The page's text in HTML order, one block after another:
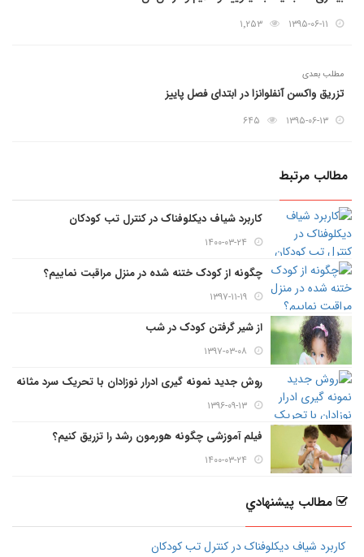
۱۳۹۵-۰۶-۱۱ ۱٬۲۵۳
مطلب بعدی
تزریق واکسن آنفلوانزا در ابتدای فصل پاییز
۱۳۹۵-۰۶-۱۳ ۶۴۵
مطالب مرتبط
کاربرد شیاف دیکلوفناک در کنترل تب کودکان
۱۴۰۰-۰۳-۲۴
چگونه از کودک ختنه شده در منزل مراقبت نماییم؟
۱۳۹۷-۱۱-۱۹
از شیر گرفتن کودک در شب
۱۳۹۷-۰۳-۰۸
روش جدید نمونه گیری ادرار نوزادان با تحریک سرد مثانه
۱۳۹۶-۰۹-۱۳
فیلم آموزشی چگونه هورمون رشد را تزریق کنیم؟
۱۴۰۰-۰۳-۲۴
مطالب پيشنهادي
کاربرد شیاف دیکلوفناک در کنترل تب کودکان